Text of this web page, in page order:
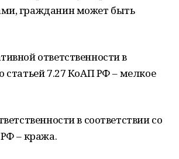
гражданин может быть
ответственности в
статьей 7.27 КоАП РФ – мелкое
в соответствии со
– кража.